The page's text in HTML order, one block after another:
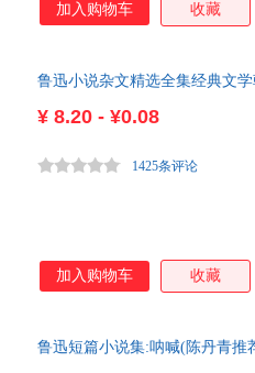
加入购物车 收藏
鲁迅小说杂文精选全集经典文
¥ 8.20 - ¥0.08
1425条评论
加入购物车 收藏
鲁迅短篇小说集:呐喊(陈丹青推